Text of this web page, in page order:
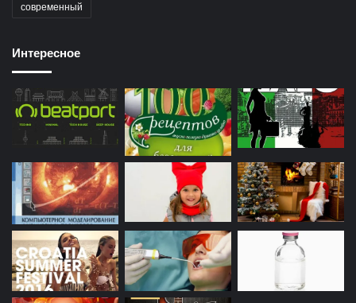
современный
Интересное